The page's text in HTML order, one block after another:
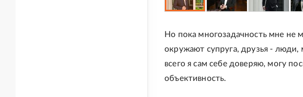
Но пока многозадачность мне не
окружают супруга, друзья -
всего я сам себе доверяю, могу
объективность.